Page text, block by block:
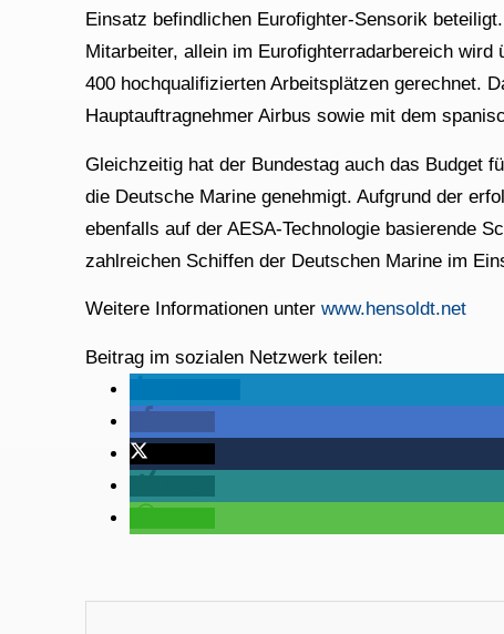
Einsatz befindlichen Eurofighter-Sensorik
Mitarbeiter, allein im Eurofighterradarbereich
400 hochqualifizierten Arbeitsplätzen gerechnet.
Hauptauftragnehmer Airbus sowie mit dem
Gleichzeitig hat der Bundestag auch das Budget
die Deutsche Marine genehmigt. Aufgrund der
ebenfalls auf der AESA-Technologie basierende
zahlreichen Schiffen der Deutschen Marine im
Weitere Informationen unterwww.hensoldt.net
Beitrag im sozialen Netzwerk teilen: